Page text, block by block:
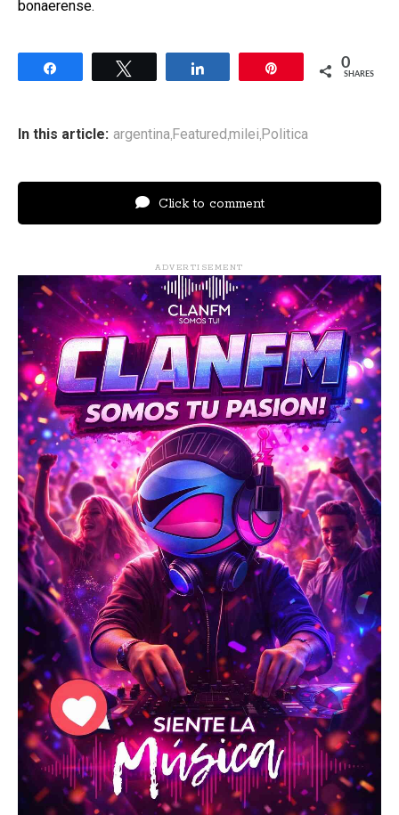
bonaerense.
0
SHARES
In this article: argentina,Featured,milei,Politica
Click to comment
ADVERTISEMENT